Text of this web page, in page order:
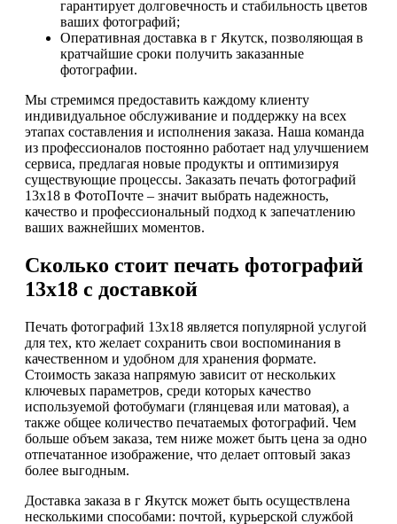
гарантирует долговечность и стабильность цветов
ваших фотографий;
Оперативная доставка в г Якутск, позволяющая в
кратчайшие сроки получить заказанные
фотографии.
Мы стремимся предоставить каждому клиенту
индивидуальное обслуживание и поддержку на всех
этапах составления и исполнения заказа. Наша команда
из профессионалов постоянно работает над улучшением
сервиса, предлагая новые продукты и оптимизируя
существующие процессы. Заказать печать фотографий
13х18 в ФотоПочте – значит выбрать надежность,
качество и профессиональный подход к запечатлению
ваших важнейших моментов.
Сколько стоит печать фотографий
13х18 с доставкой
Печать фотографий 13х18 является популярной услугой
для тех, кто желает сохранить свои воспоминания в
качественном и удобном для хранения формате.
Стоимость заказа напрямую зависит от нескольких
ключевых параметров, среди которых качество
используемой фотобумаги (глянцевая или матовая), а
также общее количество печатаемых фотографий. Чем
больше объем заказа, тем ниже может быть цена за одно
отпечатанное изображение, что делает оптовый заказ
более выгодным.
Доставка заказа в г Якутск может быть осуществлена
несколькими способами: почтой, курьерской службой